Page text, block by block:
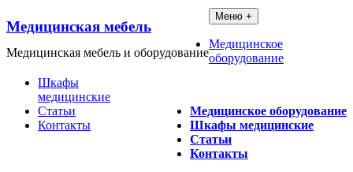
к
Медицинская мебель
Медицинская мебель и оборудование
Медицинское оборудование
Шкафы медицинские
Статьи
Контакты
Меню +
Медицинское
оборудование
Шкафы
медицинские
Статьи
Контакты